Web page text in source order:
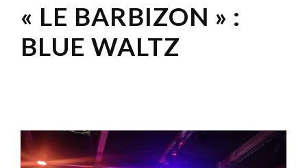
« LE BARBIZON » :
BLUE WALTZ